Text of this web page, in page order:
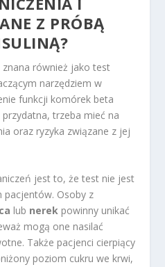
Z PRÓBĄ
znana również jako test
narzędziem w
funkcji komórek beta
trzeba mieć na
oraz ryzyka związane z jej
jest to, że test nie jest
pacjentów. Osoby z
lub nerek powinny unikać
mogą one nasilać
Także pacjenci cierpiący
poziom cukru we krwi,